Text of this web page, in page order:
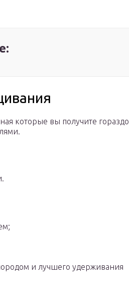
которые вы получите гораздо
и лучшего удерживания